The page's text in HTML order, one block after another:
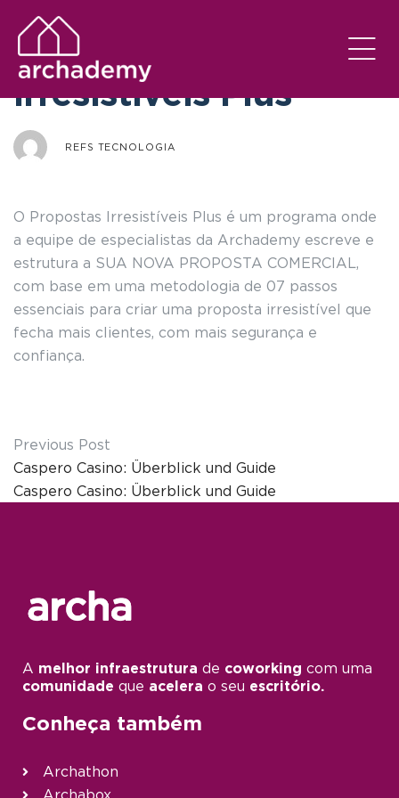
Propostas
irresistíveis Plus
REFS TECNOLOGIA
O Propostas Irresistíveis Plus é um programa onde
a equipe de especialistas da Archademy escreve e
estrutura a SUA NOVA PROPOSTA COMERCIAL,
com base em uma metodologia de 07 passos
essenciais para criar uma proposta irresistível que
fecha mais clientes, com mais segurança e
confiança.
Previous Post
Caspero Casino: Überblick und Guide
Caspero Casino: Überblick und Guide
A melhor infraestrutura de coworking com uma
comunidade que acelera o seu escritório.
Conheça também
Archathon
Archabox